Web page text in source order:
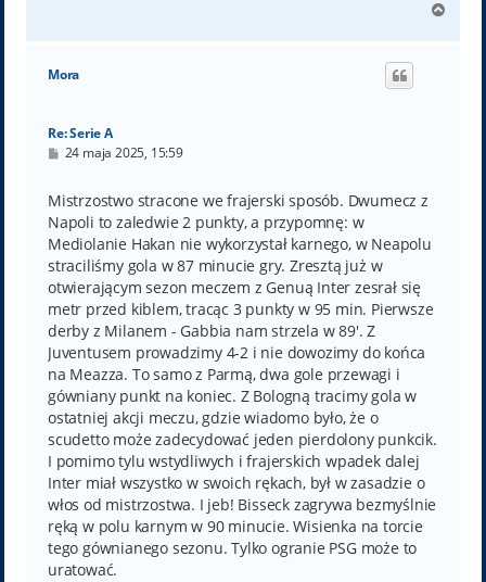
g
Mora
Re: Serie A
P
t
24 maja 2025, 15:59
Mistrzostwo stracone we frajerski sposób. Dwumecz z
Napoli to zaledwie 2 punkty, a przypomnę: w
Mediolanie Hakan nie wykorzystał karnego, w Neapolu
straciliśmy gola w 87 minucie gry. Zresztą już w
otwierającym sezon meczem z Genuą Inter zesrał się
metr przed kiblem, tracąc 3 punkty w 95 min. Pierwsze
derby z Milanem - Gabbia nam strzela w 89'. Z
Juventusem prowadzimy 4-2 i nie dowozimy do końca
na Meazza. To samo z Parmą, dwa gole przewagi i
gówniany punkt na koniec. Z Bologną tracimy gola w
ostatniej akcji meczu, gdzie wiadomo było, że o
scudetto może zadecydować jeden pierdolony punkcik.
I pomimo tylu wstydliwych i frajerskich wpadek dalej
Inter miał wszystko w swoich rękach, był w zasadzie o
włos od mistrzostwa. I jeb! Bisseck zagrywa bezmyślnie
ręką w polu karnym w 90 minucie. Wisienka na torcie
tego gównianego sezonu. Tylko ogranie PSG może to
uratować.